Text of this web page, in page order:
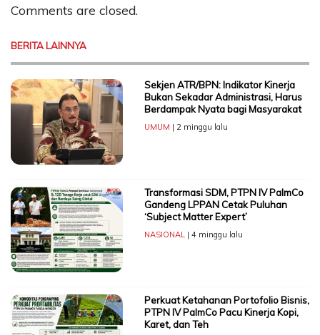
Comments are closed.
BERITA LAINNYA
Sekjen ATR/BPN: Indikator Kinerja
Bukan Sekadar Administrasi, Harus
Berdampak Nyata bagi Masyarakat
UMUM | 2 minggu lalu
Transformasi SDM, PTPN IV PalmCo
Gandeng LPPAN Cetak Puluhan
‘Subject Matter Expert’
NASIONAL| 4 minggu lalu
Perkuat Ketahanan Portofolio Bisnis,
PTPN IV PalmCo Pacu Kinerja Kopi,
Karet, dan Teh